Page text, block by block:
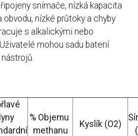
snímače, nízká kapacita
obvodu, nízké průtoky a chyby
s alkalickými nebo
mohou sadu baterií
% Objemu
methanu
Kyslík (O2)